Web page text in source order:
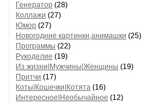
Генератор (28)
Коллажи (27)
Юмор (27)
Новогодние картинки,анимашки (25)
Программы (22)
Рукоделие (19)
Из жизни|Мужчины|Женщины (19)
Притчи (17)
Коты|Кошечки|Котята (16)
Интересное|Необычайное (12)